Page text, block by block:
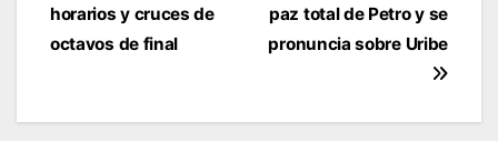
entradas
paz total de Petro y se
pronuncia sobre Uribe
horarios y cruces de
octavos de final